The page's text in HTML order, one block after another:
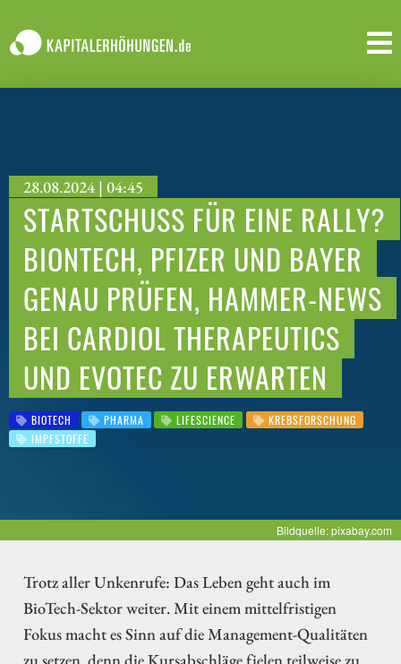
28.08.2024 | 04:45
STARTSCHUSS FÜR EINE RALLY?
BIONTECH, PFIZER UND BAYER
GENAU PRÜFEN, HAMMER-NEWS
BEI CARDIOL THERAPEUTICS
UND EVOTEC ZU ERWARTEN
BIOTECH PHARMA LIFESCIENCE
KREBSFORSCHUNG
IMPFSTOFFE
Bildquelle: pixabay.com
Trotz aller Unkenrufe: Das Leben geht auch im
BioTech-Sektor weiter. Mit einem mittelfristigen
Fokus macht es Sinn auf die Management-Qualitäten